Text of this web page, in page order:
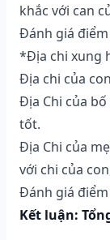
khắc với can
Đánh giá
*Địa chi xung
Địa chi của
Địa Chi của
tốt.
Địa Chi của
với chi của
Đánh giá
Kết luận: